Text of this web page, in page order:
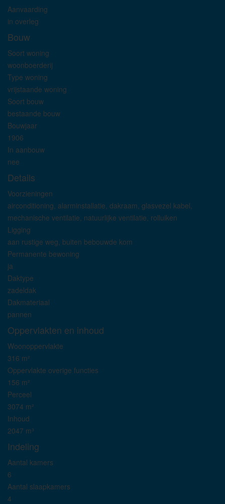
Aanvaarding
in overleg
Bouw
Soort woning
woonboerderij
Type woning
vrijstaande woning
Soort bouw
bestaande bouw
Bouwjaar
1906
In aanbouw
nee
Details
Voorzieningen
airconditioning, alarminstallatie, dakraam, glasvezel kabel,
mechanische ventilatie, natuurlijke ventilatie, rolluiken
Ligging
aan rustige weg, buiten bebouwde kom
Permanente bewoning
ja
Daktype
zadeldak
Dakmateriaal
pannen
Oppervlakten en inhoud
Woonoppervlakte
316 m²
Oppervlakte overige functies
156 m²
Perceel
3074 m²
Inhoud
2047 m³
Indeling
Aantal kamers
6
Aantal slaapkamers
4